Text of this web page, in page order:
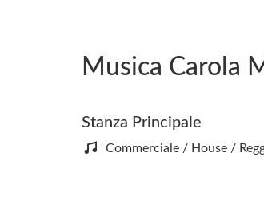
Musica Carola
Stanza Principale
Commerciale / House /